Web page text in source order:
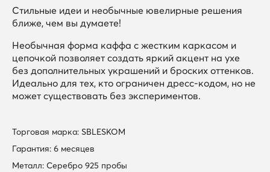
Стильные идеи и необычные ювелирные решения
ближе, чем вы думаете!
Необычная форма каффа с жестким каркасом и
цепочкой позволяет создать яркий акцент на ухе
без дополнительных украшений и броских оттенков.
Идеально для тех, кто ограничен дресс-кодом, но не
может существовать без экспериментов.
Торговая марка: SBLESKOM
Гарантия: 6 месяцев
Металл: Серебро 925 пробы